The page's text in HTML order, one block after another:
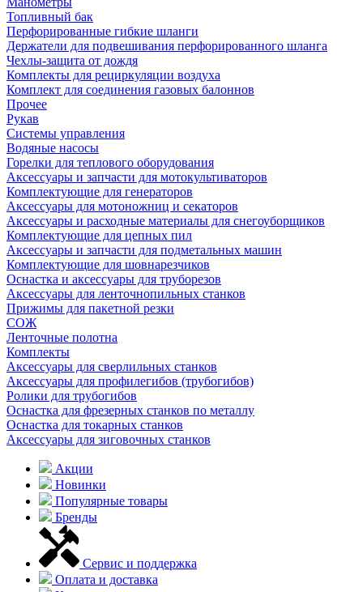
Топливный бак
Перфорированные гибкие шланги
Держатели для подвешивания перфорированного шланга
Чехлы-защита от дождя
Комплекты для рециркуляции воздуха
Комплект для соединения газовых балоннов
Прочее
Рукав
Системы управления
Водяные насосы
Горелки для теплового оборудования
Аксессуары и запчасти для мотокультиваторов
Комплектующие для генераторов
Аксессуары для мотоножниц и секаторов
Аксессуары и расходные материалы для снегоуборщиков
Комплектующие для цепных пил
Аксессуары и запчасти для подметальных машин
Комплектующие для шовнарезчиков
Оснастка и аксессуары для труборезов
Аксессуары для ленточнопильных станков
Прижимы для пакетной резки
СОЖ
Ленточные полотна
Комплекты
Аксессуары для сверлильных станков
Аксессуары для профилегибов (трубогибов)
Ролики для трубогибов
Оснастка для фрезерных станков по металлу
Оснастка для токарных станков
Аксессуары для зиговочных станков
Акции
Новинки
Популярные товары
Бренды
Сервис и поддержка
Оплата и доставка